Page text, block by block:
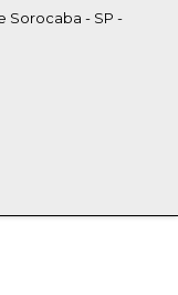
Sorocaba - SP -